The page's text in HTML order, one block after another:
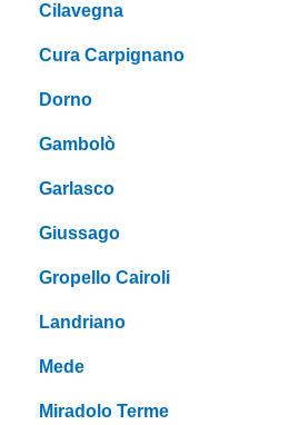
Cilavegna
Cura Carpignano
Dorno
Gambolò
Garlasco
Giussago
Gropello Cairoli
Landriano
Mede
Miradolo Terme